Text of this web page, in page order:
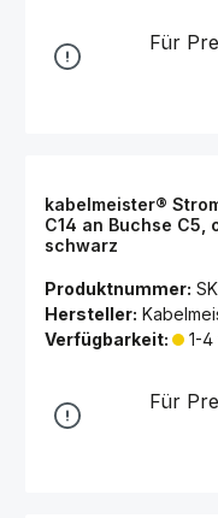
Für
kabelmeister®
C14 an Buchse C5,
schwarz
Produktnummer:
Hersteller:
Verfügbarkeit:
1-
Für